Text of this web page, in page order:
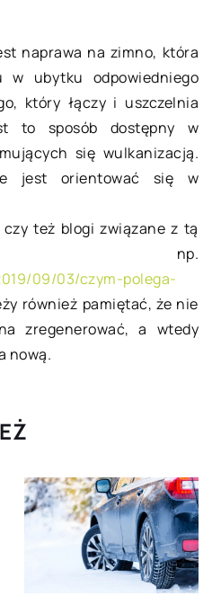
naprawa na zimno, która
w ubytku odpowiedniego
który łączy i uszczelnia
to sposób dostępny w
się wulkanizacją.
jest orientować się w
też blogi związane z tą
np.
09/03/czym-polega-
również pamiętać, że nie
zregenerować, a wtedy
nową.